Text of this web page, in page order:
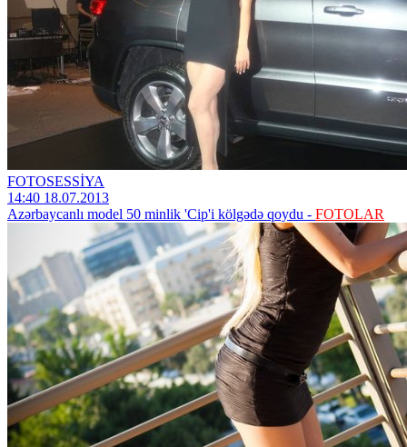
FOTOSESSİYA
14:40 18.07.2013
Azərbaycanlı model 50 minlik 'Cip'i kölgədə qoydu - FOTOLAR